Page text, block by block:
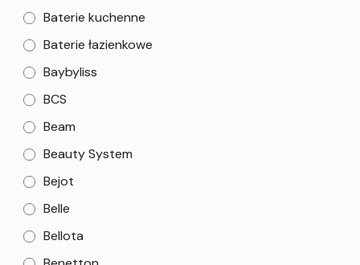
Baterie kuchenne
Baterie łazienkowe
Baybyliss
BCS
Beam
Beauty System
Bejot
Belle
Bellota